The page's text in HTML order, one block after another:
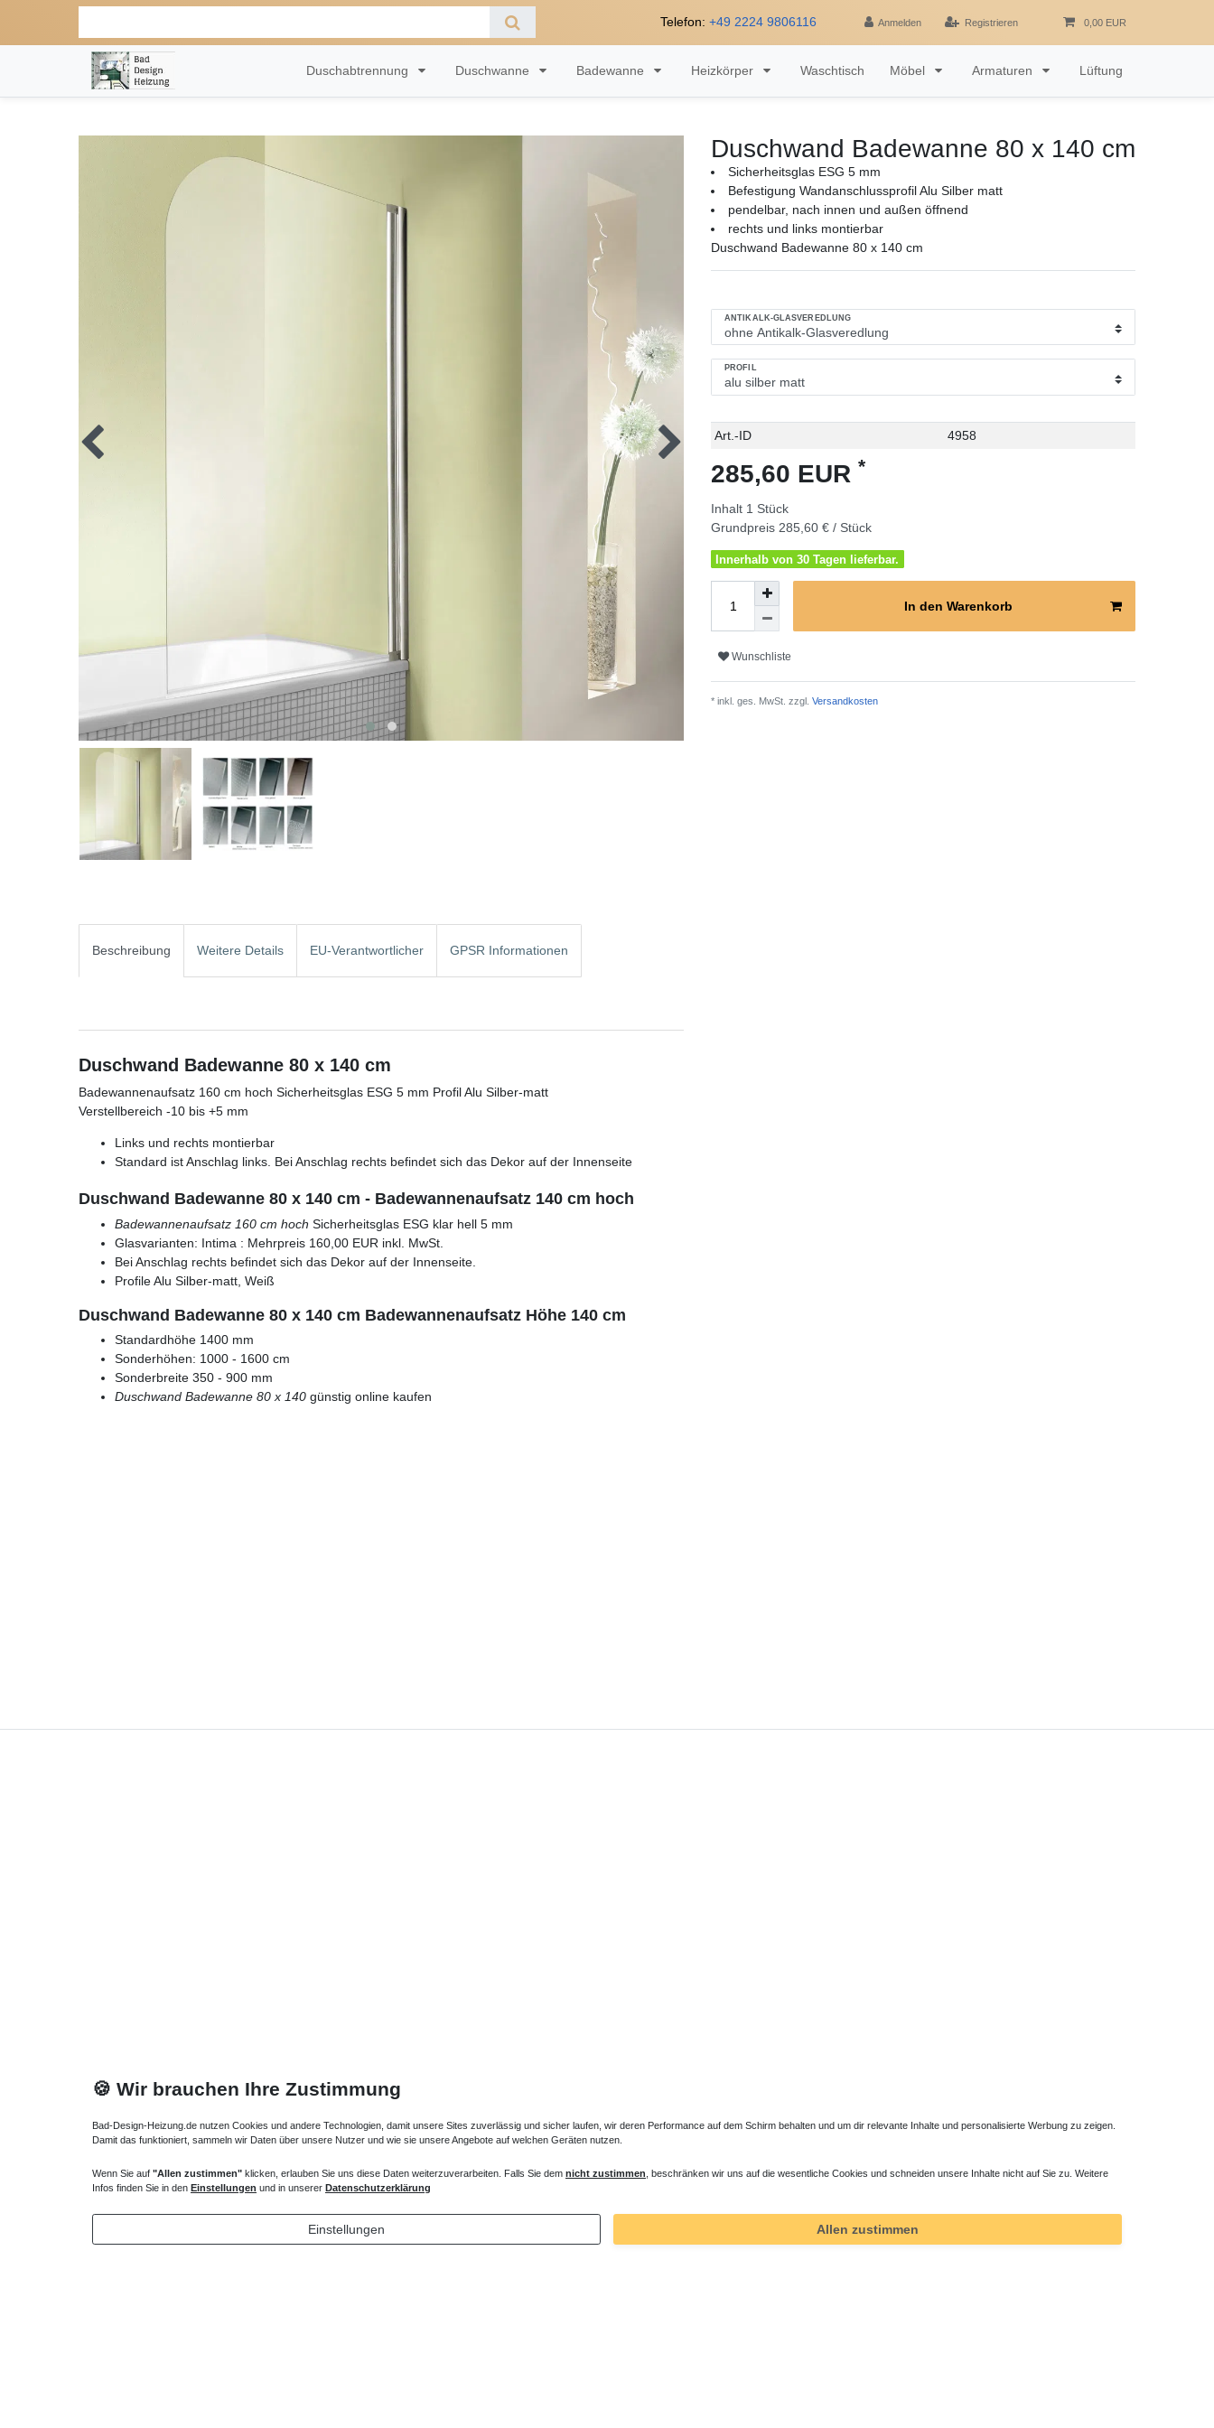
Telefon: +49 2224 9806116 Anmelden Registrieren 0,00 EUR
Duschabtrennung Duschwanne Badewanne Heizkörper Waschtisch Möbel Armaturen Lüftung
Duschwand Badewanne 80 x 140 cm
Sicherheitsglas ESG 5 mm
Befestigung Wandanschlussprofil Alu Silber matt
pendelbar, nach innen und außen öffnend
rechts und links montierbar
Duschwand Badewanne 80 x 140 cm
ANTIKALK-GLASVEREDLUNG
PROFIL
Technisches
Wert
Art.-ID 4958
285,60 EUR *
Inhalt 1 Stück
Grundpreis 285,60 € / Stück
Innerhalb von 30 Tagen lieferbar.
In den Warenkorb
Wunschliste
* inkl. ges. MwSt. zzgl. Versandkosten
Beschreibung Weitere Details EU-Verantwortlicher GPSR Informationen
Duschwand Badewanne 80 x 140 cm
Badewannenaufsatz 160 cm hoch Sicherheitsglas ESG 5 mm Profil Alu Silber-matt
Verstellbereich -10 bis +5 mm
Links und rechts montierbar
Standard ist Anschlag links. Bei Anschlag rechts befindet sich das Dekor auf der Innenseite
Duschwand Badewanne 80 x 140 cm - Badewannenaufsatz 140 cm hoch
Badewannenaufsatz 160 cm hoch Sicherheitsglas ESG klar hell 5 mm
Glasvarianten: Intima : Mehrpreis 160,00 EUR inkl. MwSt.
Bei Anschlag rechts befindet sich das Dekor auf der Innenseite.
Profile Alu Silber-matt, Weiß
Duschwand Badewanne 80 x 140 cm Badewannenaufsatz Höhe 140 cm
Standardhöhe 1400 mm
Sonderhöhen: 1000 - 1600 cm
Sonderbreite 350 - 900 mm
Duschwand Badewanne 80 x 140 günstig online kaufen
Duschwand Badewanne 80 x bis 160 cm
418,95 € *
🍪 Wir brauchen Ihre Zustimmung
Bad-Design-Heizung.de nutzen Cookies und andere Technologien, damit unsere Sites zuverlässig und sicher laufen, wir deren Performance auf dem Schirm behalten und um dir relevante Inhalte und personalisierte Werbung zu zeigen.
Damit das funktioniert, sammeln wir Daten über unsere Nutzer und wie sie unsere Angebote auf welchen Geräten nutzen.
Wenn Sie auf "Allen zustimmen" klicken, erlauben Sie uns diese Daten weiterzuverarbeiten. Falls Sie dem nicht zustimmen , beschränken wir uns auf die wesentliche Cookies und schneiden unsere Inhalte nicht auf Sie zu. Weitere
Infos finden Sie in den Einstellungen und in unserer Datenschutzerklärung
Einstellungen Allen zustimmen